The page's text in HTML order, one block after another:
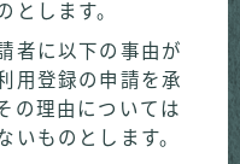
とします。
者に以下の事由が
用登録の申請を承
の理由については
いものとします。